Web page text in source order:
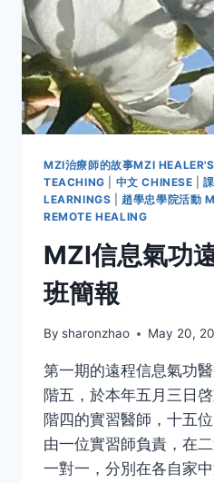
紀
實
MZI治療師的故事MZI
TEACHING
中文 CHINESE |
LEARNINGS |趙學忠學院活動
REMOTE HEALING
MZI信息氣功
班簡報
By sharonzhao May 20,
第一期的遠程信息氣功
階五，於本年五月三日
階四的實習醫師，十五
由一位實習師負責，在
一對一，分別在各自家